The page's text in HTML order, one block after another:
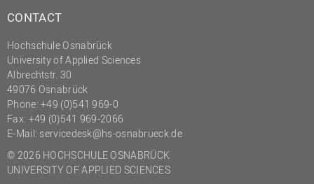
CONTACT
Hochschule Osnabrück
University of Applied Sciences
Albrechtstr. 30
49076 Osnabrück
Phone: +49 (0)541 969-0
Fax: +49 (0)541 969-2066
E-Mail: servicedesk@hs-osnabrueck.de
© 2026 HOCHSCHULE OSNABRÜCK
UNIVERSITY OF APPLIED SCIENCES